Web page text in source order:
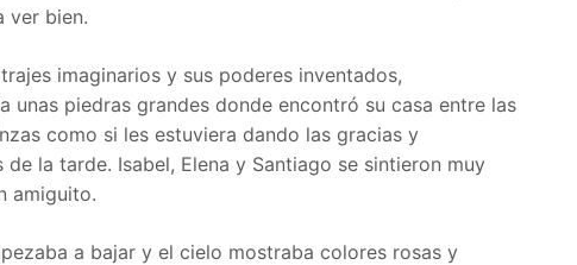
ver bien.
imaginarios y sus poderes inventados,
unas piedras grandes donde encontró su casa entre las
como si les estuviera dando las gracias y
la tarde. Isabel, Elena y Santiago se sintieron muy
amiguito.
a bajar y el cielo mostraba colores rosas y